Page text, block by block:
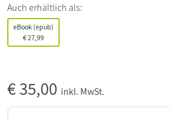
Auch erhältlich als:
eBook (epub)
€27,99
€35,00 inkl. MwSt.